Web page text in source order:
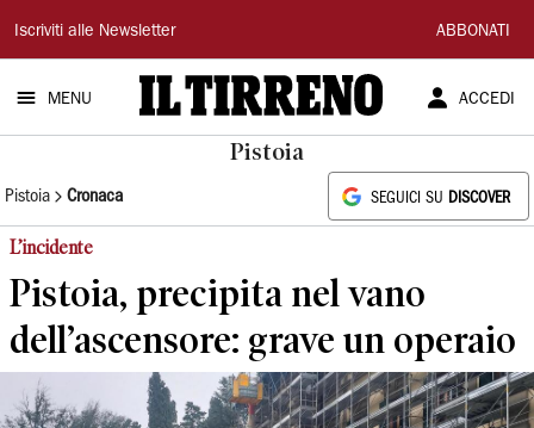
Il
Tirreno
Iscriviti alle Newsletter ABBONATI
MENU ACCEDI
Pistoia
Pistoia Cronaca SEGUICI SU DISCOVER
L’incidente
Pistoia, precipita nel vano
dell’ascensore: grave un operaio